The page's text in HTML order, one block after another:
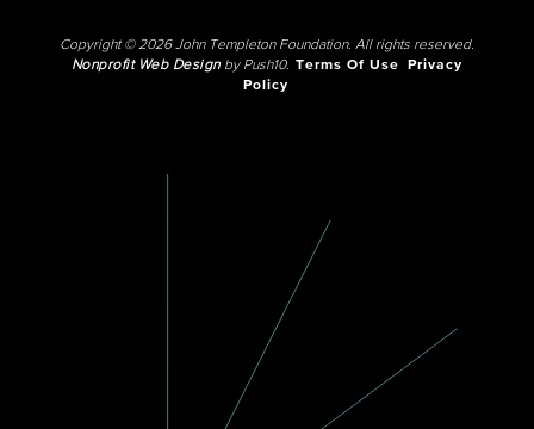
Copyright © 2026 John Templeton Foundation. All rights reserved.
Nonprofit Web Designby Push10. Terms Of Use
Privacy
Policy